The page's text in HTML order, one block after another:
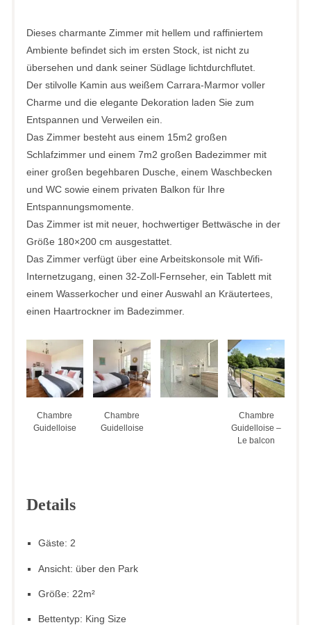
Dieses charmante Zimmer mit hellem und raffiniertem
Ambiente befindet sich im ersten Stock, ist nicht zu
übersehen und dank seiner Südlage lichtdurchflutet.
Der stilvolle Kamin aus weißem Carrara-Marmor voller
Charme und die elegante Dekoration laden Sie zum
Entspannen und Verweilen ein.
Das Zimmer besteht aus einem 15m2 großen
Schlafzimmer und einem 7m2 großen Badezimmer mit
einer großen begehbaren Dusche, einem Waschbecken
und WC sowie einem privaten Balkon für Ihre
Entspannungsmomente.
Das Zimmer ist mit neuer, hochwertiger Bettwäsche in der
Größe 180×200 cm ausgestattet.
Das Zimmer verfügt über eine Arbeitskonsole mit Wifi-
Internetzugang, einen 32-Zoll-Fernseher, ein Tablett mit
einem Wasserkocher und einer Auswahl an Kräutertees,
einen Haartrockner im Badezimmer.
Chambre
Guidelloise
Chambre
Guidelloise
Chambre
Guidelloise –
Le balcon
Details
Gäste: 2
Ansicht: über den Park
Größe: 22m²
Bettentyp: King Size